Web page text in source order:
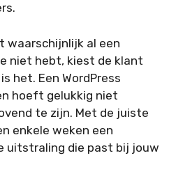
waarschijnlijk al een
niet hebt, kiest de klant
het. Een WordPress
hoeft gelukkig niet
te zijn. Met de juiste
enkele weken een
uitstraling die past bij jouw